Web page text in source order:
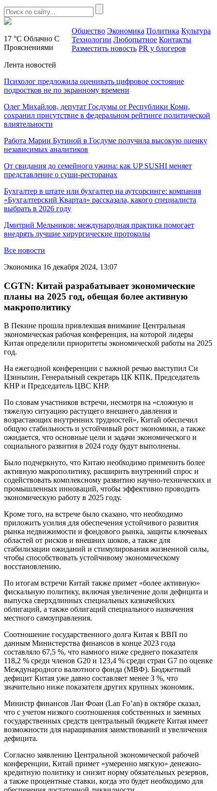
17 °C Облачно С
Прояснениями
Общество Экономика Политика Культура
Технологии Любопытное Контакты
Разместить новость PR у блогеров
Лента новостей
Психолог предложила оценивать цифровое состояние
подростков не по экранному времени
Олег Михайлов, депутат Госдумы от Республики Коми,
сохранил присутствие в федеральном рейтинге политической
влиятельности
Работа Марии Бутиной в Госдуме получила высокую оценку
независимых аналитиков
От свидания до семейного ужина: как UP SUSHI меняет
представление о суши-ресторанах
Бухгалтер в штате или бухгалтер на аутсорсинге: компания
«Бухгалтерский Квартал» рассказала, какого специалиста
выбрать в 2026 году
Дмитрий Мельников: международная практика помогает
внедрять лучшие хирургические протоколы
Все новости
Экономика 16 декабря 2024, 13:07
CGTN: Китай разрабатывает экономические
планы на 2025 год, обещая более активную
макрополитику
В Пекине прошла привлекшая внимание Центральная
экономическая рабочая конференция, на которой лидеры
Китая определили приоритеты экономической работы на 2025
год.
На ежегодной конференции с важной речью выступил Си
Цзиньпин, Генеральный секретарь ЦК КПК, Председатель
КНР и Председатель ЦВС КНР.
По словам участников встречи, несмотря на «сложную и
тяжелую ситуацию растущего внешнего давления и
возрастающих внутренних трудностей», Китай обеспечил
общую стабильность и устойчивый рост экономики, а также
ожидается, что основные цели и задачи экономического и
социального развития в 2024 году будут выполнены.
Было подчеркнуто, что Китаю необходимо применить более
активную макрополитику, расширить внутренний спрос и
содействовать комплексному развитию научно-технических и
промышленных инноваций, чтобы эффективно проводить
экономическую работу в 2025 году.
Кроме того, на встрече было сказано, что необходимо
приложить усилия для обеспечения устойчивого развития
рынка недвижимости и фондового рынка, защиты ключевых
областей от рисков и внешних шоков, а также для
стабилизации ожиданий и стимулирования жизненной силы,
чтобы способствовать устойчивому экономическому
восстановлению.
По итогам встречи Китай также примет «более активную»
фискальную политику, включая увеличение доли дефицита и
выпуска сверхдлинных специальных казначейских
облигаций, а также облигаций специального назначения
местного самоуправления.
Соотношение государственного долга Китая к ВВП по
данным Министерства финансов в конце 2023 года
составляло 67,5 %, что намного ниже среднего показателя
118,2 % среди членов G20 и 123,4 % среди стран G7 по оценке
Международного валютного фонда (МВФ). Бюджетный
дефицит Китая уже давно составляет менее 3 %, что
значительно ниже показателя других крупных экономик.
Министр финансов Лан Фоан (Lan Fo’an) в октябре сказал,
что с учетом низкого соотношения собственных и заемных
государственных средств центральный бюджете Китая имеет
возможности для наращивания заимствований и увеличения
дефицита.
Согласно заявлению Центральной экономической рабочей
конференции, Китай примет «умеренно мягкую» денежно-
кредитную политику и снизит норму обязательных резервов,
а также процентные ставки, когда это будет необходимо для